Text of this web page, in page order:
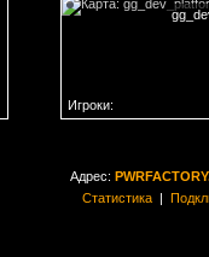
Игроки:
Адрес:
Статистика|